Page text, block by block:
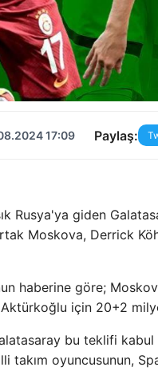
17:09 Paylaş:
Rusya'ya giden
Moskova, Derrick
haberine göre;
için 20+2
bu teklifi
oyuncusunun,